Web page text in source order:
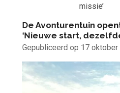
missie’
De Avonturentuin
‘Nieuwe start,
Gepubliceerd op 17